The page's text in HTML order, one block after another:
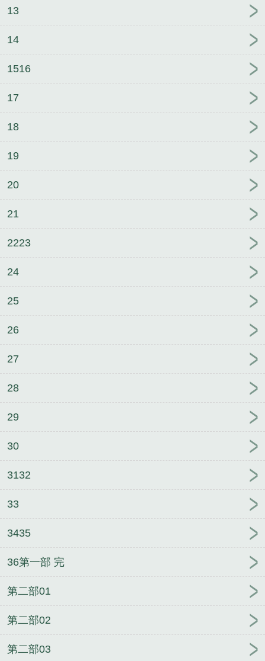
13
14
1516
17
18
19
20
21
2223
24
25
26
27
28
29
30
3132
33
3435
36第一部 完
第二部01
第二部02
第二部03